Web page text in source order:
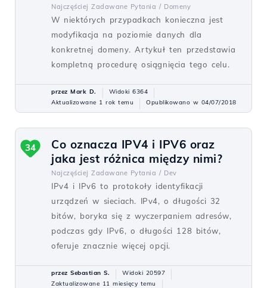
Najczęściej Zadawane Pytania / Domeny
W niektórych przypadkach konieczna jest
modyfikacja na poziomie danych dla
konkretnej domeny. Artykuł ten przedstawia
kompletną procedurę osiągnięcia tego celu.
przez Mark D.
Widoki 6364
Aktualizowane 1 rok temu
Opublikowano w 04/07/2018
Co oznacza IPV4 i IPV6 oraz
jaka jest różnica między nimi?
Najczęściej Zadawane Pytania / Dev
IPv4 i IPv6 to protokoły identyfikacji
urządzeń w sieciach. IPv4, o długości 32
bitów, boryka się z wyczerpaniem adresów,
podczas gdy IPv6, o długości 128 bitów,
oferuje znacznie więcej opcji.
34
przez Sebastian S.
Widoki 20597
Zaktualizowane 11 miesięcy temu